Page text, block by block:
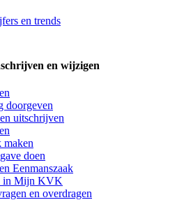
en trends
en wijzigen
doorgeven
uitschrijven
maken
doen
Eenmanszaak
in Mijn KVK
en overdragen